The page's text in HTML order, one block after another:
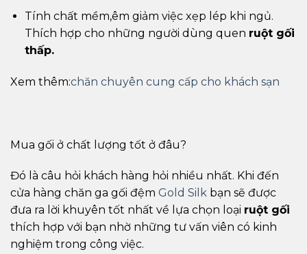
Tính chất mềm,êm giảm việc xẹp lép khi ngủ.
Thích hợp cho những người dùng quen ruột gối
thấp.
Xem thêm:chăn chuyên cung cấp cho khách sạn
Mua gối ở chất lượng tốt ở đâu?
Đó là câu hỏi khách hàng hỏi nhiều nhất. Khi đến
cửa hàng chăn ga gối đệm Gold Silk bạn sẽ được
đưa ra lời khuyên tốt nhất về lựa chọn loại ruột gối
thích hợp với bạn nhờ những tư vấn viên có kinh
nghiệm trong công việc.